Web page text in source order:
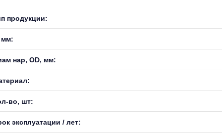
продукции:
мм:
нар, OD, мм:
во, шт:
эксплуатации / лет: